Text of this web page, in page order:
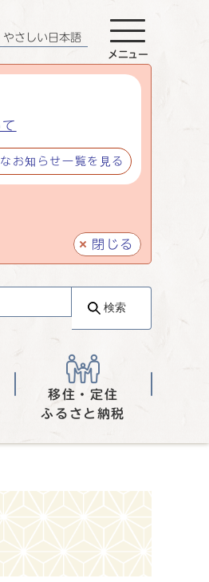
お知らせ一覧を見る
閉じる
やさしい日本語
メニュー
検索
移住・定住
ふるさと納税